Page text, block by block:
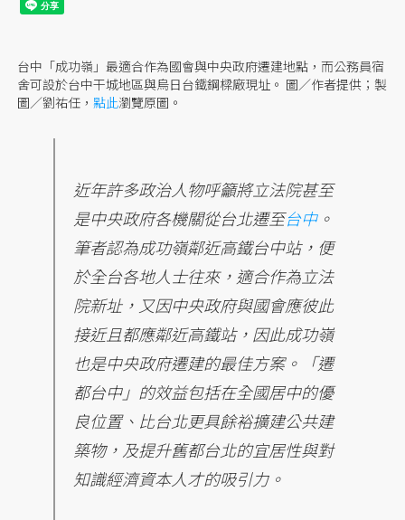
台中「成功嶺」最適合作為國會與中央政府遷建地點，而公務員宿
舍可設於台中干城地區與烏日台鐵鋼樑廠現址。 圖／作者提供；製
圖／劉祐任，點此瀏覽原圖。
近年許多政治人物呼籲將立法院甚至
是中央政府各機關從台北遷至台中。
筆者認為成功嶺鄰近高鐵台中站，便
於全台各地人士往來，適合作為立法
院新址，又因中央政府與國會應彼此
接近且都應鄰近高鐵站，因此成功嶺
也是中央政府遷建的最佳方案。「遷
都台中」的效益包括在全國居中的優
良位置、比台北更具餘裕擴建公共建
築物，及提升舊都台北的宜居性與對
知識經濟資本人才的吸引力。